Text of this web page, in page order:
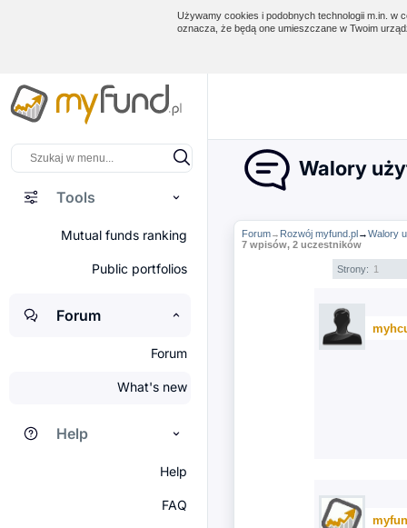
Używamy cookies i podobnych technologii m.in. w
oznacza, że będą one umieszczane w Twoim
Tools
Mutual funds ranking
Public portfolios
Forum
Forum
What's new
Help
Help
FAQ
Walory
Forum→ Rozwój myfund.pl→Walory
7 wpisów, 2 uczestników
Strony: 1